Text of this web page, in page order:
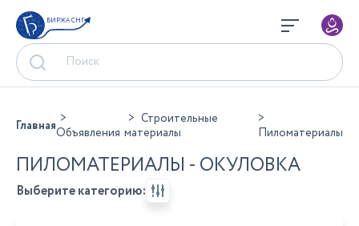
БИРЖА СНГ
ГлавнаяОбъявления
Строительные
материалы
Пиломатериалы
ПИЛОМАТЕРИАЛЫ - ОКУЛОВКА
Выберите категорию: